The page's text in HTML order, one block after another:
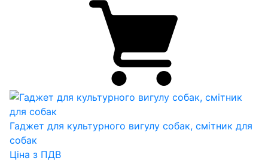
Гаджет для культурного вигулу собак, смітник для
собак
Ціна з ПДВ